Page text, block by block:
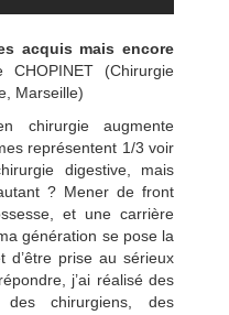
acquis mais encore
CHOPINET (Chirurgie
Marseille)
chirurgie augmente
représentent 1/3 voir
digestive, mais
? Mener de front
et une carrière
génération se pose la
d’être prise au sérieux
j’ai réalisé des
des chirurgiens, des